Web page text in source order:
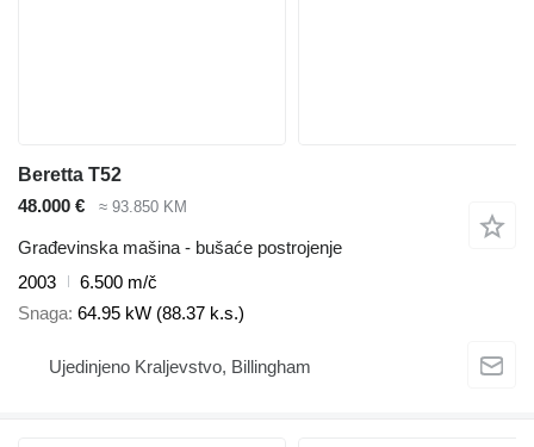
Beretta T52
48.000 €
≈ 93.850 KM
Građevinska mašina - bušaće postrojenje
2003
6.500 m/č
Snaga 64.95 kW (88.37 k.s.)
Ujedinjeno Kraljevstvo, Billingham